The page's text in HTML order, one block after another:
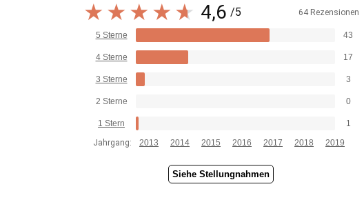
4,6 /5 64 Rezensionen
5 Sterne 43
4 Sterne 17
3 Sterne 3
2 Sterne 0
1 Stern
1
Jahrgang:
2013 2014 2015 2016 2017 2018 2019
Siehe Stellungnahmen